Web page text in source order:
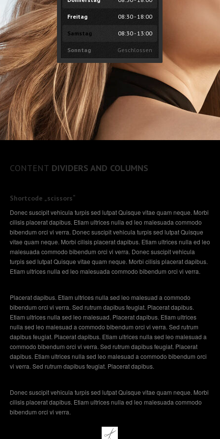
KONTAKT
IMPRESSUM& DATENSCHUTZERKLÄRUNG
TELEFON: 04503/4590 WHATSAPP: 0176/55864501
Freitag 08:30 - 18:00
Samstag 08:30 - 13:00
Sonntag Geschlossen
CONTENT DIVIDERS AND COLUMNS
Shortcode „scissors“
Donec suscipit vehicula turpis sed lutpat Quisque vitae quam neque. Morbi
cilisis placerat dapibus. Etiam ultrices nulla ed leo malesuada commodo
bibendum orci vi verra. Donec suscipit vehicula turpis sed lutpat Quisque
vitae quam neque. Morbi cilisis placerat dapibus. Etiam ultrices nulla ed leo
malesuada commodo bibendum orci vi verra. Donec suscipit vehicula
turpis sed lutpat Quisque vitae quam neque. Morbi cilisis placerat dapibus.
Etiam ultrices nulla ed leo malesuada commodo bibendum orci vi verra.
Placerat dapibus. Etiam ultrices nulla sed leo malesuad a commodo
bibendum orci vi verra. Sed rutrum dapibus feugiat. Placerat dapibus.
Etiam ultrices nulla sed leo malesuad. Placerat dapibus. Etiam ultrices
nulla sed leo malesuad a commodo bibendum orci vi verra. Sed rutrum
dapibus feugiat. Placerat dapibus. Etiam ultrices nulla sed leo malesuad a
commodo bibendum orci vi verra. Sed rutrum dapibus feugiat. Placerat
dapibus. Etiam ultrices nulla sed leo malesuad a commodo bibendum orci
vi verra. Sed rutrum dapibus feugiat. Placerat dapibus.
Donec suscipit vehicula turpis sed lutpat Quisque vitae quam neque. Morbi
cilisis placerat dapibus. Etiam ultrices nulla ed leo malesuada commodo
bibendum orci vi verra.